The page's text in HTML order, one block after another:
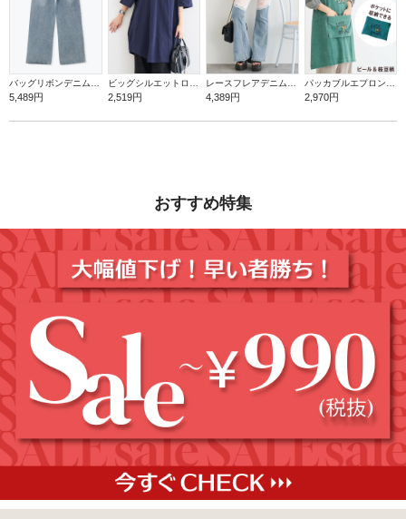
バッグリボンデニムワイドパンツ
5,489円
ビッグシルエットロゴTシャツ
2,519円
レースフレアデニムパンツ
4,389円
パッカブルエプロン【ビール＆枝豆】
2,970円
おすすめ特集